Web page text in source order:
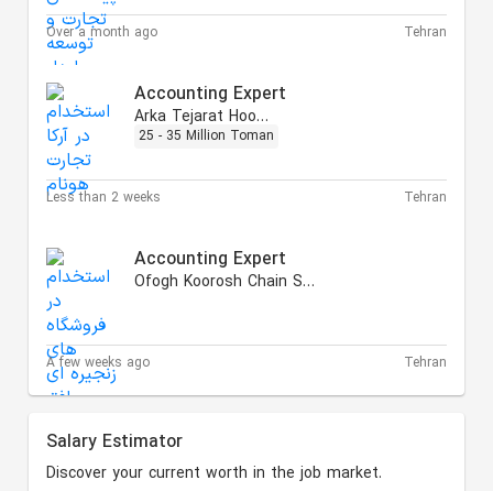
Over a month ago Tehran
Accounting Expert
Arka Tejarat Hoonam
25 - 35 Million Toman
Less than 2 weeks Tehran
Accounting Expert
Ofogh Koorosh Chain Stores
A few weeks ago Tehran
Salary Estimator
Discover your current worth in the job market.